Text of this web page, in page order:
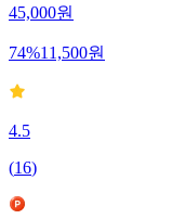
45,000원
74%11,500원
4.5
(16)